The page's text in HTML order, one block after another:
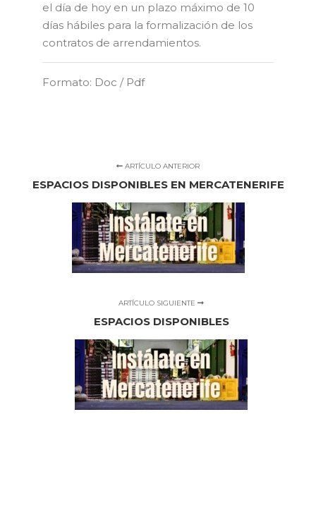
el día de hoy en un plazo máximo de 10
días hábiles para la formalización de los
contratos de arrendamientos.
Formato: Doc / Pdf
ARTÍCULO ANTERIOR
ESPACIOS DISPONIBLES EN MERCATENERIFE
ARTÍCULO SIGUIENTE
ESPACIOS DISPONIBLES